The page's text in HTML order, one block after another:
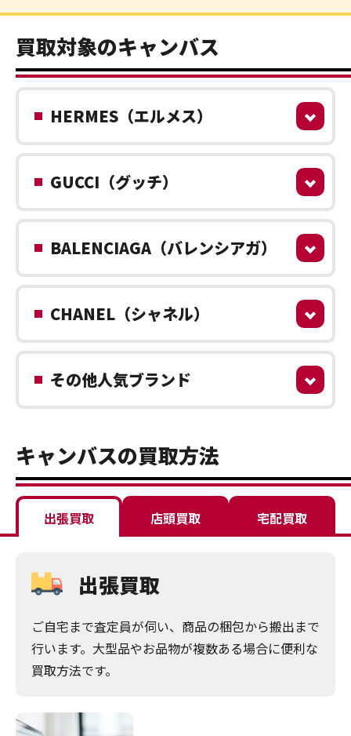
買取対象のキャンバス
HERMES（エルメス）
GUCCI（グッチ）
BALENCIAGA（バレンシアガ）
CHANEL（シャネル）
その他人気ブランド
キャンバスの買取方法
出張買取 店頭買取 宅配買取
出張買取
ご自宅まで査定員が伺い、商品の梱包から搬出まで
行います。大型品やお品物が複数ある場合に便利な
買取方法です。